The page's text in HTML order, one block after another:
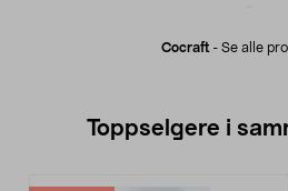
Cocraft- Se alle
Toppselgere i